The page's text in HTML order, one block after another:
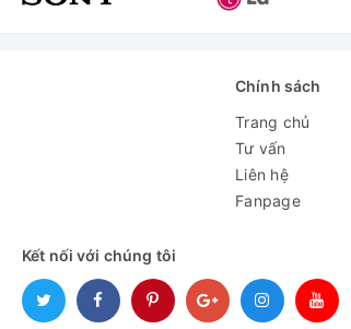
Chính sách
Trang chủ
Tư vấn
Liên hệ
Fanpage
Kết nối với chúng tôi